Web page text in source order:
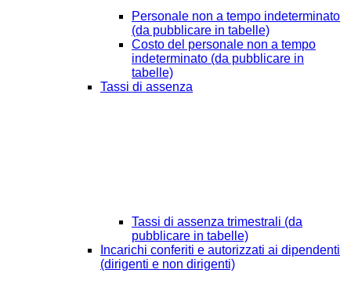
Personale non a tempo indeterminato
(da pubblicare in tabelle)
Costo del personale non a tempo
indeterminato (da pubblicare in
tabelle)
Tassi di assenza
Tassi di assenza trimestrali (da
pubblicare in tabelle)
Incarichi conferiti e autorizzati ai dipendenti
(dirigenti e non dirigenti)